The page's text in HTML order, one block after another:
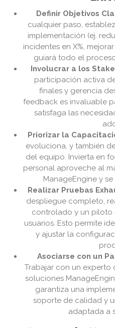
Definir Objetivos
cualquier paso,
implementación (ej.
incidentes en X%,
guiará todo el
Involucrar a los
participación activa
finales y gerencia
feedback es invaluable
satisfaga las
Priorizar la
evoluciona, y también
del equipo. Invierta en
personal aproveche al
ManageEngine y
Realizar Pruebas
despliegue completo,
controlado y un
usuarios. Esto permite
y ajustar la
Asociarse con un
Trabajar con un experto
soluciones
garantiza una
soporte de calidad y
adaptada a